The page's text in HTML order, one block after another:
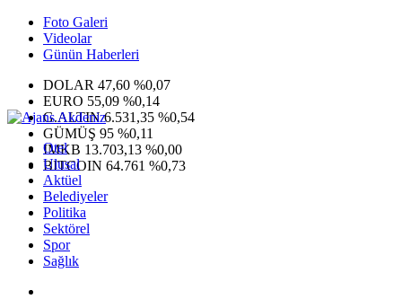
Foto Galeri
Videolar
Günün Haberleri
DOLAR 47,60 %0,07
EURO 55,09 %0,14
G.ALTIN6.531,35 %0,54
GÜMÜŞ 95 %0,11
IMKB 13.703,13 %0,00
BITCOIN 64.761 %0,73
Otel
Ulusal
Aktüel
Belediyeler
Politika
Sektörel
Spor
Sağlık